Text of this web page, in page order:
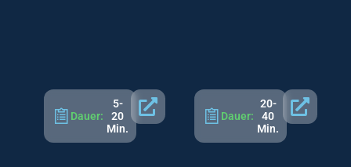
Dauer:
5-
20
Min.
Dauer:
20-
40
Min.